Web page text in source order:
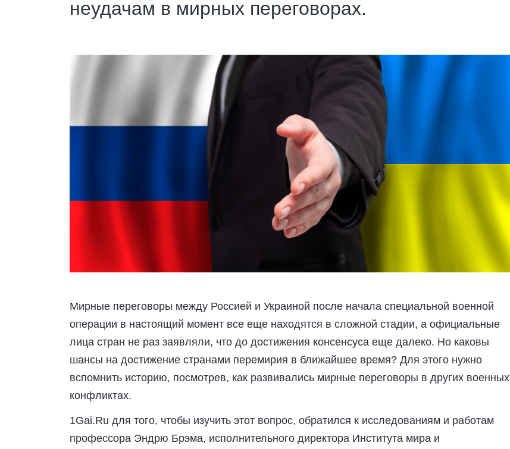
неудачам в мирных переговорах.
Мирные переговоры между Россией и Украиной после начала специальной военной
операции в настоящий момент все еще находятся в сложной стадии, а официальные
лица стран не раз заявляли, что до достижения консенсуса еще далеко. Но каковы
шансы на достижение странами перемирия в ближайшее время? Для этого нужно
вспомнить историю, посмотрев, как развивались мирные переговоры в других военных
конфликтах.
1Gai.Ru для того, чтобы изучить этот вопрос, обратился к исследованиям и работам
профессора Эндрю Брэма, исполнительного директора Института мира и